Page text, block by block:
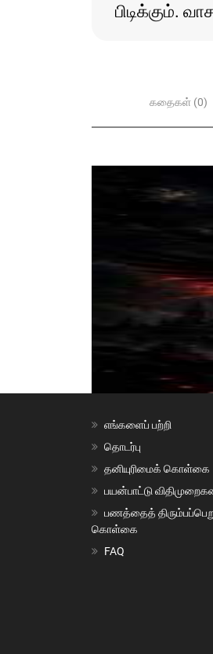
பிடிக்கும்.
கதைகள் (0)
எங்களைப் பற்றி
தொடர்பு
தனியுரிமைக் கொள்கை
பயன்பாட்டு
பணத்தைத்
கொள்கை
FAQ